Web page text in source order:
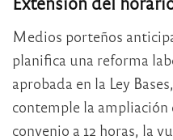
Medios porteños
planifica una reforma
aprobada en la Ley
contemple la
convenio a 12 horas, la